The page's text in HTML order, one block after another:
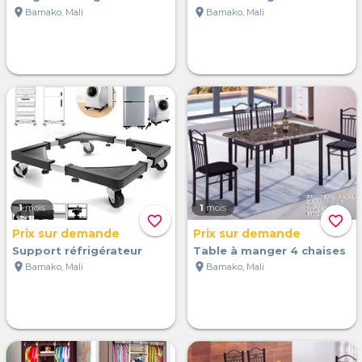
location_on Bamako, Mali
location_on Bamako, Mali
favorite_border
1 mois
Prix sur demande
Support réfrigérateur
location_on Bamako, Mali
favorite_border
1 mois
Prix sur demande
Table à manger 4 chaises
location_on Bamako, Mali